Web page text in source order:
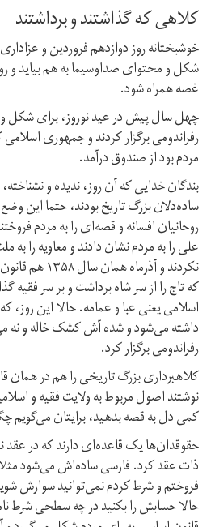
کلاهی که گذاشتند و برداشتند
خوشبختانه روز دوازدهم فروردین و
شکل و محتوای صدا‌و‌سیما به هم بیاید و
غصه همراه شود.
چهل سال پیش در عید نوروز، برای شکل
رفراندومی برگزار کردند و جمهوری
مردم بود از صندوق در‌آمد.
بندگان خدایی که آن روز، ندیده و
ساده‌دلان بزرگ تاریخ بودند، حتما این
روحانیان افسانه و قصه‌ای را به مردم
علی را به مردم نشان دادند و معاویه را به
نکردند و
که تاج را از سر شاه برداشت و بر سر
اسلامی یعنی عبا و عمامه. حالا این
داشته می‌شود و شده آش کشک خاله و نه
رفراندومی برگزار کرد.
کلاهبرداری بزرگ تاریخی را هم در همان
نوشتند اصول مربوط به ولایت فقیه و
کمی دل به قصه بدهید، برایتان می‌گویم
حقوقدان‌ها یک قاعده‌ای دارند که در
ذات عقد کرد. فارسی‌ ساده‌اش می‌شود
فروختم و شرط کردم نمی‌توانید سوارش
حالا حسابش را بکنید در چه سطحی شرط